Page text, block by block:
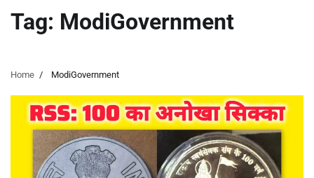
Tag: ModiGovernment
Home ModiGovernment